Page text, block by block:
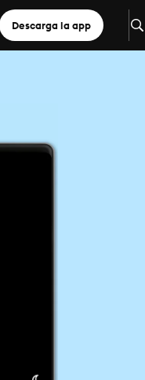
Descarga la app